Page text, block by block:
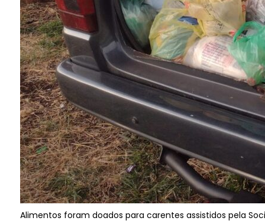
Alimentos foram doados para carentes assistidos pela